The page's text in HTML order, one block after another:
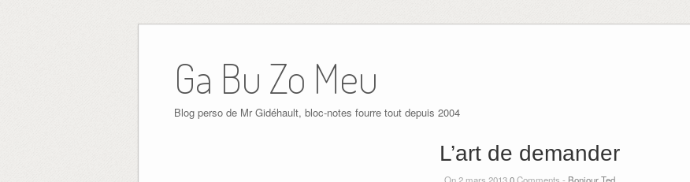
Ga Bu Zo Meu
Blog perso de Mr Gidéhault, bloc-notes fourre tout depuis 2004
L’art de demander